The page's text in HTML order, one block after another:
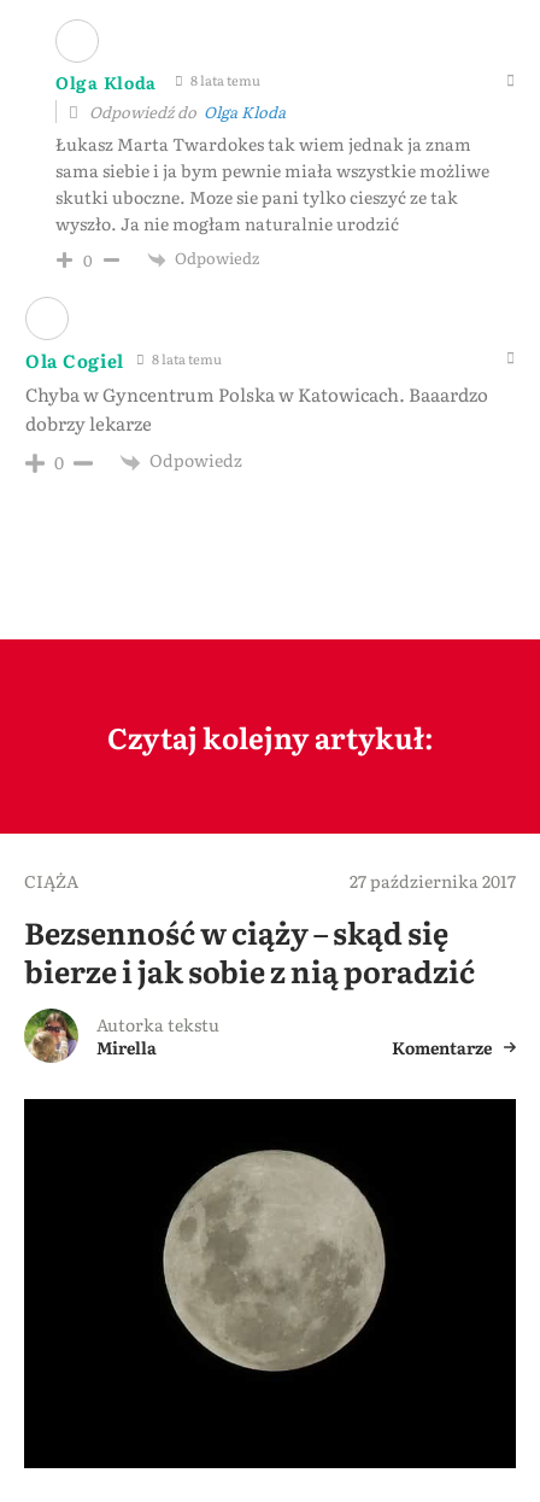
Olga Kloda 8 lata temu
Odpowiedź do Olga Kloda
Łukasz Marta Twardokes tak wiem jednak ja znam
sama siebie i ja bym pewnie miała wszystkie możliwe
skutki uboczne. Moze sie pani tylko cieszyć ze tak
wyszło. Ja nie mogłam naturalnie urodzić
0 Odpowiedz
Ola Cogiel 8 lata temu
Chyba w Gyncentrum Polska w Katowicach. Baaardzo
dobrzy lekarze
0 Odpowiedz
Czytaj kolejny artykuł:
CIĄŻA 27 października 2017
Bezsenność w ciąży – skąd się
bierze i jak sobie z nią poradzić
Autorka tekstu
Mirella
Komentarze